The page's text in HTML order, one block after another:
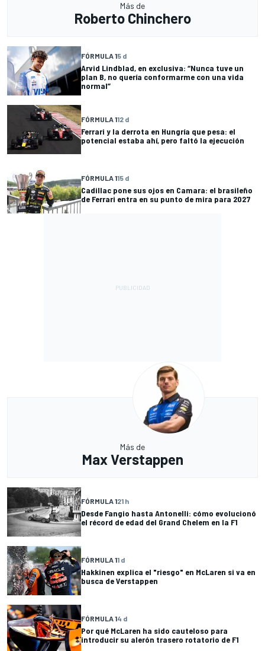
Más de
Roberto Chinchero
FÓRMULA 15 d
Arvid Lindblad, en exclusiva: “Nunca tuve un
plan B, no quería conformarme con una vida
normal”
FÓRMULA 112 d
Ferrari y la derrota en Hungría que pesa: el
potencial estaba ahí, pero faltó la ejecución
FÓRMULA 115 d
Cadillac pone sus ojos en Camara: el brasileño
de Ferrari entra en su punto de mira para 2027
Más de
Max Verstappen
FÓRMULA 121 h
Desde Fangio hasta Antonelli: cómo evolucionó
el récord de edad del Grand Chelem en la F1
FÓRMULA 11 d
Hakkinen explica el "riesgo" en McLaren si va en
busca de Verstappen
FÓRMULA 14 d
Por qué McLaren ha sido cauteloso para
introducir su alerón trasero rotatorio de F1